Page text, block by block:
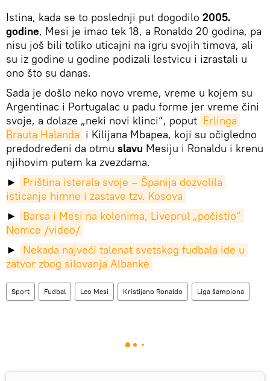
​Istina, kada se to poslednji put dogodilo 2005.
godine, Mesi je imao tek 18, a Ronaldo 20 godina, pa
nisu još bili toliko uticajni na igru svojih timova, ali
su iz godine u godine podizali lestvicu i izrastali u
ono što su danas.
Sada je došlo neko novo vreme, vreme u kojem su
Argentinac i Portugalac u padu forme jer vreme čini
svoje, a dolaze „neki novi klinci“, poput Erlinga
Brauta Halanda i Kilijana Mbapea, koji su očigledno
predodređeni da otmu slavu Mesiju i Ronaldu i krenu
njihovim putem ka zvezdama.
►
Priština isterala svoje – Španija dozvolila
isticanje himne i zastave tzv. Kosova
►
Barsa i Mesi na kolenima, Liveprul „počistio“
Nemce /video/
►
Nekada najveći talenat svetskog fudbala ide u
zatvor zbog silovanja Albanke
Sport Fudbal Leo Mesi Kristijano Ronaldo Liga šampiona